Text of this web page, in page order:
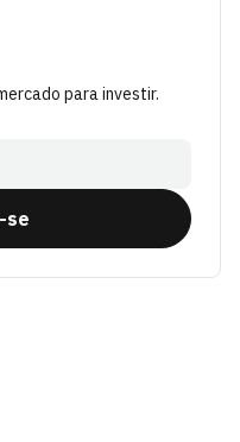
para investir.
se